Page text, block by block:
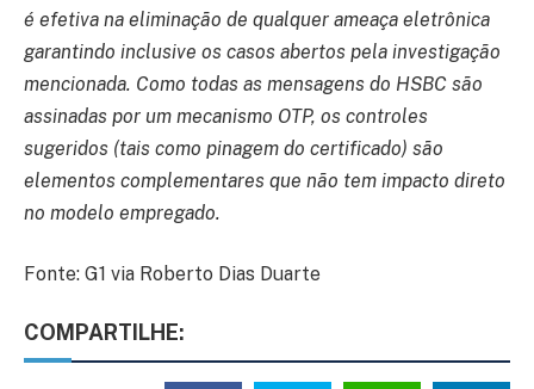
é efetiva na eliminação de qualquer ameaça eletrônica
garantindo inclusive os casos abertos pela investigação
mencionada. Como todas as mensagens do HSBC são
assinadas por um mecanismo OTP, os controles
sugeridos (tais como pinagem do certificado) são
elementos complementares que não tem impacto direto
no modelo empregado.
Fonte: G1 via Roberto Dias Duarte
COMPARTILHE: